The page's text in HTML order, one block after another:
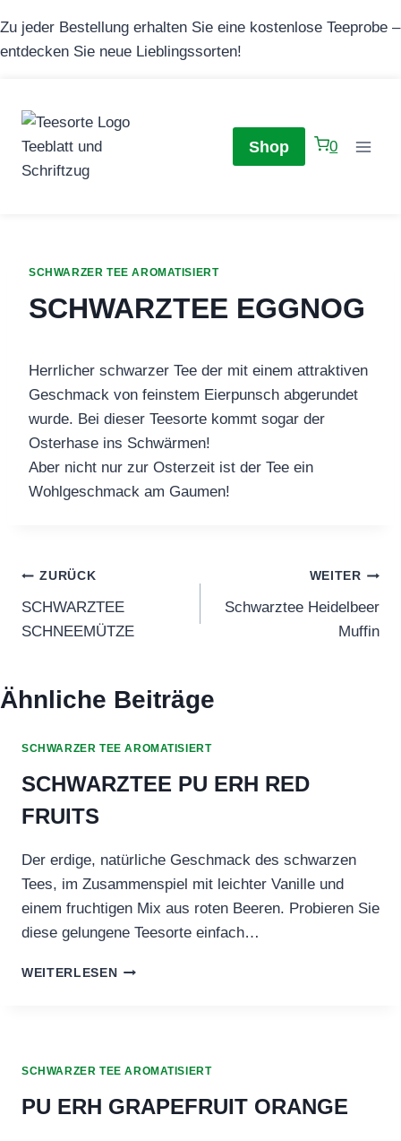
Inhalt
springen
Zu jeder Bestellung erhalten Sie eine kostenlose Teeprobe –
entdecken Sie neue Lieblingssorten!
Shop 0
SCHWARZER TEE AROMATISIERT
SCHWARZTEE EGGNOG
Herrlicher schwarzer Tee der mit einem attraktiven
Geschmack von feinstem Eierpunsch abgerundet
wurde. Bei dieser Teesorte kommt sogar der
Osterhase ins Schwärmen!
Aber nicht nur zur Osterzeit ist der Tee ein
Wohlgeschmack am Gaumen!
Beitragsnavigation
ZURÜCK
SCHWARZTEE
SCHNEEMÜTZE
WEITER
Schwarztee Heidelbeer
Muffin
Ähnliche Beiträge
SCHWARZER TEE AROMATISIERT
SCHWARZTEE PU ERH RED
FRUITS
Der erdige, natürliche Geschmack des schwarzen
Tees, im Zusammenspiel mit leichter Vanille und
einem fruchtigen Mix aus roten Beeren. Probieren Sie
diese gelungene Teesorte einfach…
WEITERLESENSCHWARZTEE
SCHWARZER TEE AROMATISIERT
PU ERH GRAPEFRUIT ORANGE